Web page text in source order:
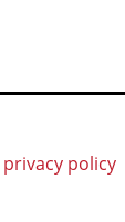
privacy policy